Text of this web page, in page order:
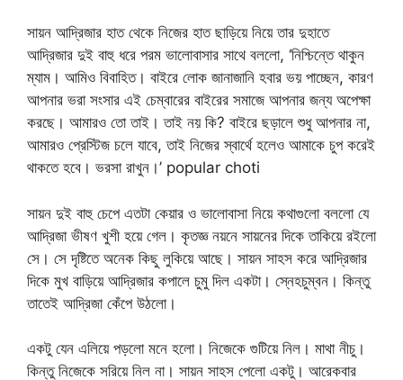
সায়ন আদ্রিজার হাত থেকে নিজের হাত ছাড়িয়ে নিয়ে তার দুহাতে
আদ্রিজার দুই বাহু ধরে পরম ভালোবাসার সাথে বললো, ‘নিশ্চিন্তে থাকুন
ম্যাম। আমিও বিবাহিত। বাইরে লোক জানাজানি হবার ভয় পাচ্ছেন, কারণ
আপনার ভরা সংসার এই চেম্বারের বাইরের সমাজে আপনার জন্য অপেক্ষা
করছে। আমারও তো তাই। তাই নয় কি? বাইরে ছড়ালে শুধু আপনার না,
আমারও প্রেস্টিজ চলে যাবে, তাই নিজের স্বার্থে হলেও আমাকে চুপ করেই
থাকতে হবে। ভরসা রাখুন।’ popular choti
সায়ন দুই বাহু চেপে এতটা কেয়ার ও ভালোবাসা নিয়ে কথাগুলো বললো যে
আদ্রিজা ভীষণ খুশী হয়ে গেল। কৃতজ্ঞ নয়নে সায়নের দিকে তাকিয়ে রইলো
সে। সে দৃষ্টিতে অনেক কিছু লুকিয়ে আছে। সায়ন সাহস করে আদ্রিজার
দিকে মুখ বাড়িয়ে আদ্রিজার কপালে চুমু দিল একটা। স্নেহচুম্বন। কিন্তু
তাতেই আদ্রিজা কেঁপে উঠলো।
একটু যেন এলিয়ে পড়লো মনে হলো। নিজেকে গুটিয়ে নিল। মাথা নীচু।
কিন্তু নিজেকে সরিয়ে নিল না। সায়ন সাহস পেলো একটু। আরেকবার